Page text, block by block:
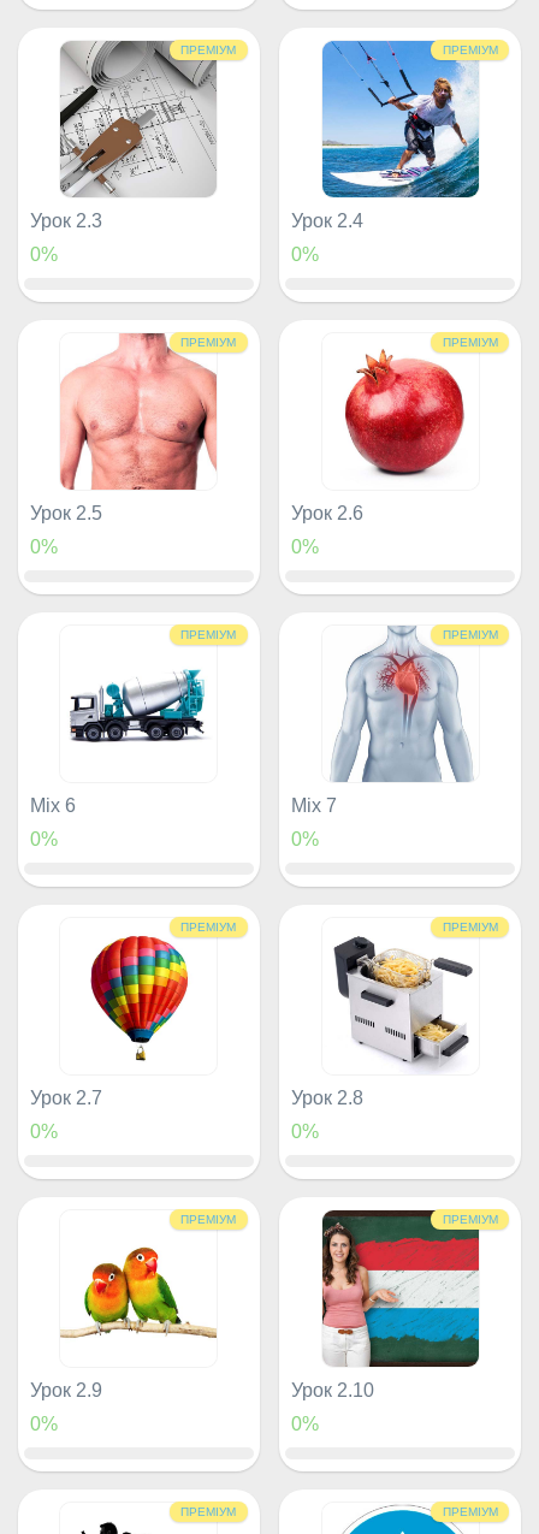
ПРЕМІУМ
Урок 2.3
0%
ПРЕМІУМ
Урок 2.4
0%
ПРЕМІУМ
Урок 2.5
0%
ПРЕМІУМ
Урок 2.6
0%
ПРЕМІУМ
Mix 6
0%
ПРЕМІУМ
Mix 7
0%
ПРЕМІУМ
Урок 2.7
0%
ПРЕМІУМ
Урок 2.8
0%
ПРЕМІУМ
Урок 2.9
0%
ПРЕМІУМ
Урок 2.10
0%
ПРЕМІУМ ПРЕМІУМ